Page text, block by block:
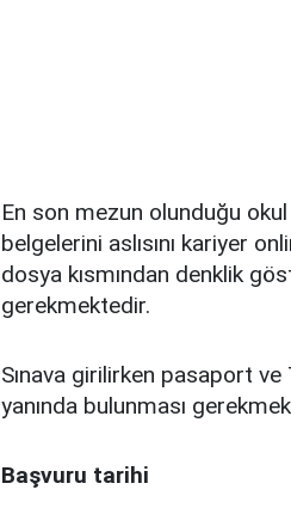
En son mezun olunduğu
belgelerini aslısını kariyer
dosya kısmından denklik
gerekmektedir.
Sınava girilirken pasaport ve
yanında bulunması
Başvuru tarihi